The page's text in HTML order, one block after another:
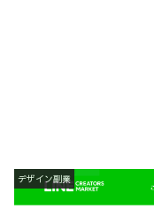
デザイン副業